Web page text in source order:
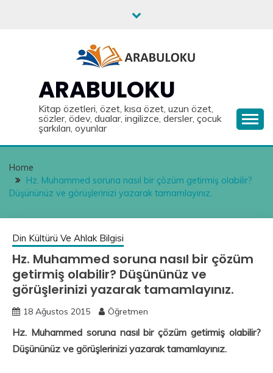
ARABULOKU
Kitap özetleri, özet, kısa özet, uzun özet,
sözler, ödev, dualar, ingilizce, dersler, çocuk
şarkıları, oyunlar
Home
Hz. Muhammed soruna nasıl bir çözüm getirmiş olabilir?
Düşününüz ve görüşlerinizi yazarak tamamlayınız.
Din Kültürü Ve Ahlak Bilgisi
Hz. Muhammed soruna nasıl bir çözüm
getirmiş olabilir? Düşününüz ve
görüşlerinizi yazarak tamamlayınız.
18 Ağustos 2015 Öğretmen
Hz. Muhammed soruna nasıl bir çözüm getirmiş olabilir?
Düşününüz ve görüşlerinizi yazarak tamamlayınız.